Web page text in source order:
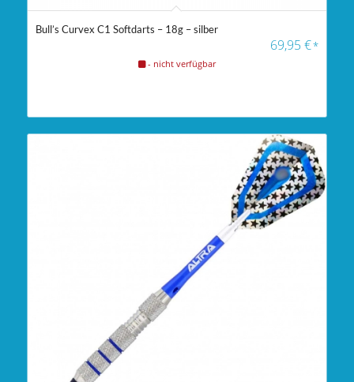
Bull’s Curvex C1 Softdarts – 18g – silber
69,95€*
- nicht verfügbar